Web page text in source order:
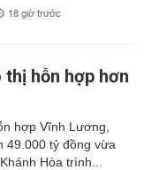
18 giờ trước
hỗn hợp hơn
hợp Vĩnh Lương,
49.000 tỷ đồng vừa
Hòa trình...